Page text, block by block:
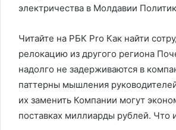
электричества в Молдавии
Читайте на РБК Pro Как найти
релокацию из другого региона
надолго не задерживаются в
паттерны мышления
их заменить Компании могут
поставках миллиарды рублей. Что